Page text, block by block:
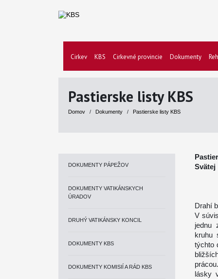
Cirkev KBS Cirkevné provincie Dokumenty
Pastierske listy KBS
Domov / Dokumenty / Pastierske listy KBS
DOKUMENTY PÁPEŽOV
DOKUMENTY VATIKÁNSKYCH
ÚRADOV
DRUHÝ VATIKÁNSKY KONCIL
DOKUMENTY KBS
DOKUMENTY KOMISIÍ A RÁD KBS
Svätej
Drahí
V
jednu
kruhu
týchto
lásky